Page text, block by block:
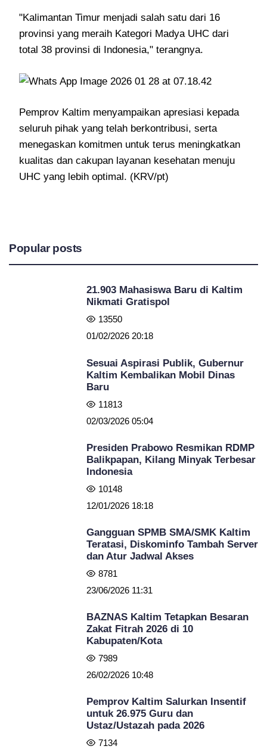
"Kalimantan Timur menjadi salah satu dari 16
provinsi yang meraih Kategori Madya UHC dari
total 38 provinsi di Indonesia," terangnya.
Pemprov Kaltim menyampaikan apresiasi kepada
seluruh pihak yang telah berkontribusi, serta
menegaskan komitmen untuk terus meningkatkan
kualitas dan cakupan layanan kesehatan menuju
UHC yang lebih optimal. (KRV/pt)
Popular posts
21.903 Mahasiswa Baru di Kaltim
Nikmati Gratispol
13550
01/02/2026 20:18
Sesuai Aspirasi Publik, Gubernur
Kaltim Kembalikan Mobil Dinas
Baru
11813
02/03/2026 05:04
Presiden Prabowo Resmikan RDMP
Balikpapan, Kilang Minyak Terbesar
Indonesia
10148
12/01/2026 18:18
Gangguan SPMB SMA/SMK Kaltim
Teratasi, Diskominfo Tambah Server
dan Atur Jadwal Akses
8781
23/06/2026 11:31
BAZNAS Kaltim Tetapkan Besaran
Zakat Fitrah 2026 di 10
Kabupaten/Kota
7989
26/02/2026 10:48
Pemprov Kaltim Salurkan Insentif
untuk 26.975 Guru dan
Ustaz/Ustazah pada 2026
7134